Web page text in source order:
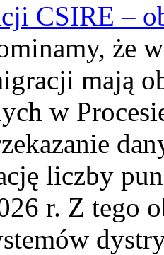
CSIRE –
że
mają
w
liczby
r. Z tego